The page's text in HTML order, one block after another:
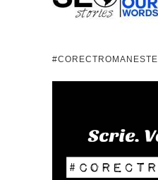
#CORECTROMANESTE